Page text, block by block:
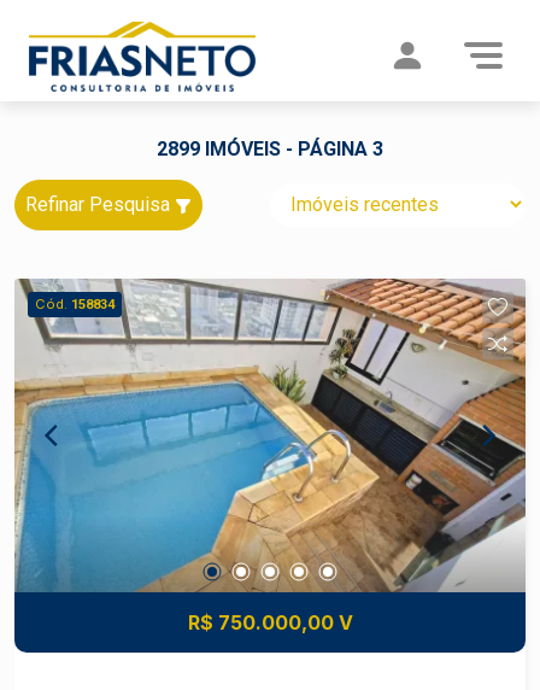
2899 IMÓVEIS - PÁGINA 3
Refinar Pesquisa
Cód. 158834
R$ 750.000,00 V